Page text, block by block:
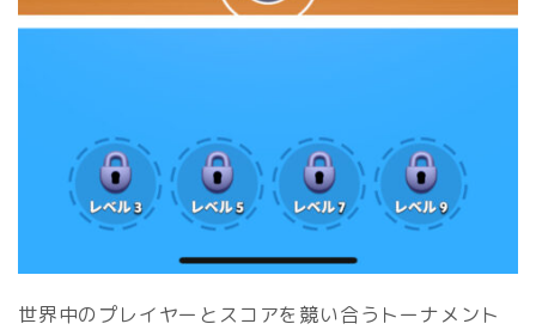
世界中のプレイヤーとスコアを競い合うトーナメント